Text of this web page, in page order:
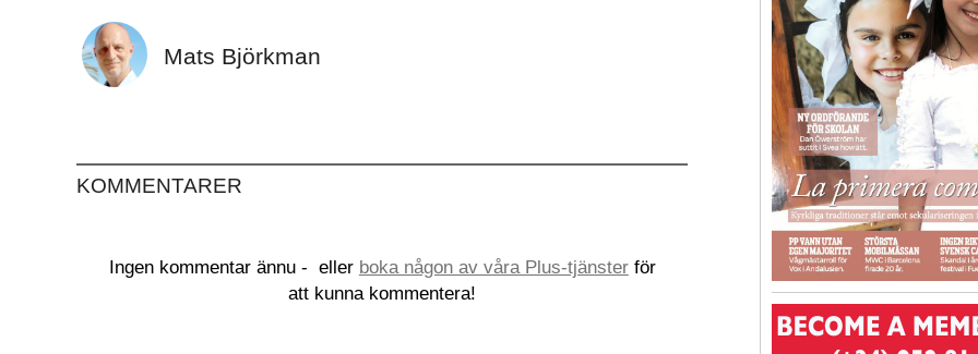
Mats Björkman
KOMMENTARER
Ingen kommentar ännu - eller boka någon av våra Plus-tjänsterför
att kunna kommentera!